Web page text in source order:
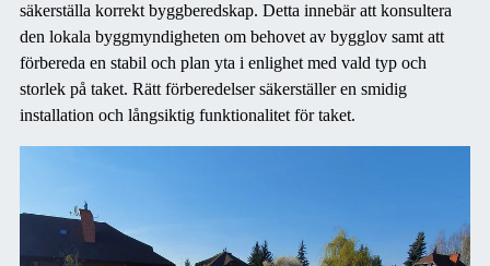
säkerställa korrekt byggberedskap. Detta innebär att konsultera
den lokala byggmyndigheten om behovet av bygglov samt att
förbereda en stabil och plan yta i enlighet med vald typ och
storlek på taket. Rätt förberedelser säkerställer en smidig
installation och långsiktig funktionalitet för taket.